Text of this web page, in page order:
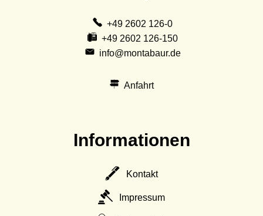
+49 2602 126-0
+49 2602 126-150
info@montabaur.de
Anfahrt
Informationen
Kontakt
Impressum